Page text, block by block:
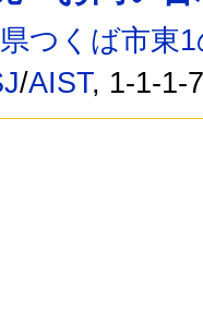
つくば市東
/AIST, 1-1-1-